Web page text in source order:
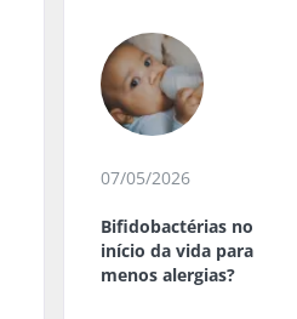
07/05/2026
Bifidobactérias no
início da vida para
menos alergias?